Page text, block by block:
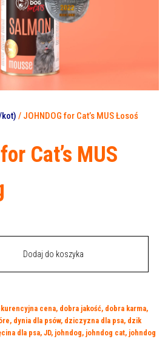
/ JOHNDOG for Cat’s MUS Łosoś
Cat’s MUS
Dodaj do koszyka
cena, dobra jakość, dobra karma,
, dynia dla psów, dziczyzna dla psa, dzik
dla psa, JD, johndog, johndog cat, johndog